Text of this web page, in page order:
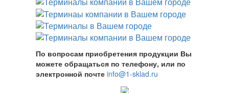
По вопросам приобретения продукции Вы
можете обращаться по телефону, или по
электронной почте info@1-sklad.ru